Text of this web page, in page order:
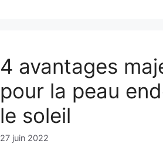
4 avantages
pour la peau
le soleil
27 juin 2022